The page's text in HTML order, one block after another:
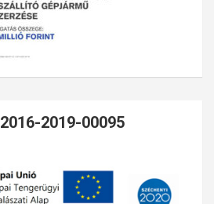
2019-00095